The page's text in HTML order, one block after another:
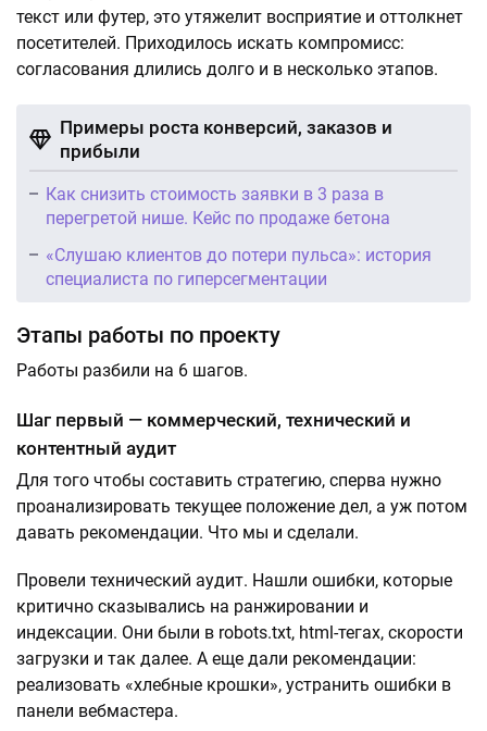
текст или футер, это утяжелит восприятие и оттолкнет
посетителей. Приходилось искать компромисс:
согласования длились долго и в несколько этапов.
Примеры роста конверсий, заказов и
прибыли
Как снизить стоимость заявки в 3 раза в
перегретой нише. Кейс по продаже бетона
«Слушаю клиентов до потери пульса»: история
специалиста по гиперсегментации
Этапы работы по проекту
Работы разбили на 6 шагов.
Шаг первый — коммерческий, технический и
контентный аудит
Для того чтобы составить стратегию, сперва нужно
проанализировать текущее положение дел, а уж потом
давать рекомендации. Что мы и сделали.
Провели технический аудит. Нашли ошибки, которые
критично сказывались на ранжировании и
индексации. Они были в robots.txt, html-тегах, скорости
загрузки и так далее. А еще дали рекомендации:
реализовать «хлебные крошки», устранить ошибки в
панели вебмастера.